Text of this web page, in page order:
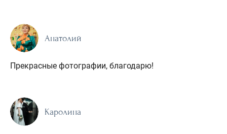
Анатолий
Прекрасные фотографии, благодарю!
Каролина